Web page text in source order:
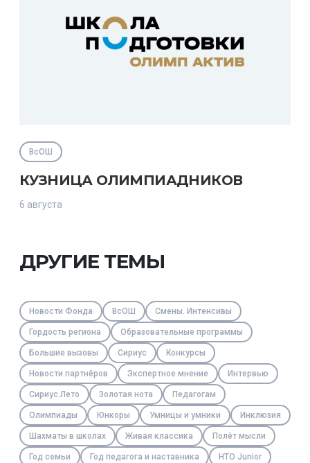
ВсОШ
КУЗНИЦА ОЛИМПИАДНИКОВ
6 августа
ДРУГИЕ ТЕМЫ
Новости Фонда ВсОШ Смены. Интенсивы
Гордость региона Образовательные программы
Большие вызовы Сириус Конкурсы
Новости партнёров Экспертное мнение Интервью
Сириус.Лето Золотая нота Педагогам
Олимпиады Юнкоры Умницы и умники Инклюзия
Шахматы в школах Живая классика Полёт мысли
Год семьи Год педагога и наставника НТО Junior